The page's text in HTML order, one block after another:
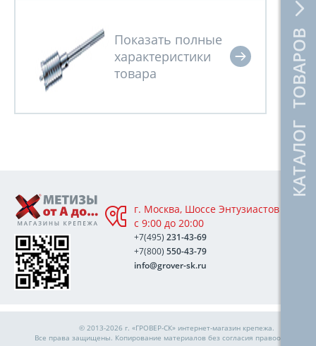
КАТАЛОГ ТОВАРОВ
г. Москва, Шоссе Энтузиастов 76А,
с 9:00 до 20:00
+7(495) 231-43-69
+7(800) 550-43-79
info@grover-sk.ru
© 2013-2026 г. «ГРОВЕР-СК» интернет-магазин крепежа.
Все права защищены. Копирование материалов без согласия